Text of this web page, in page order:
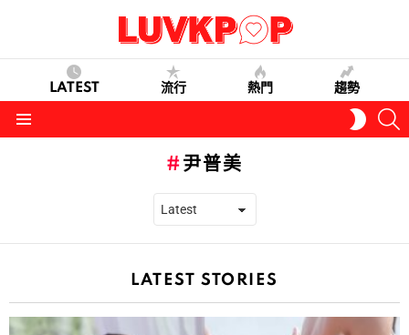
LATEST 流行 熱門 趨勢
SKIN
尹普美
LATEST STORIES